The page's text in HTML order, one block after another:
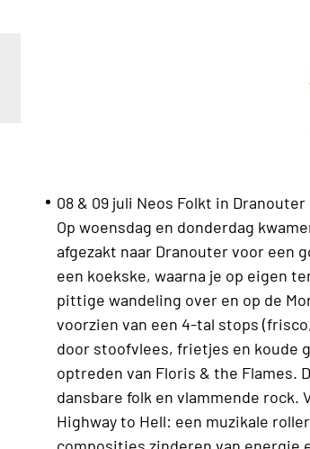
08 & 09 juli Neos Folkt in Dranouter
Op woensdag en donderdag
afgezakt naar Dranouter voor een
een koekske, waarna je op eigen
pittige wandeling over en op de
voorzien van een 4-tal stops
door stoofvlees, frietjes en koude
optreden van Floris & the Flames.
dansbare folk en vlammende rock.
Highway to Hell: een muzikale